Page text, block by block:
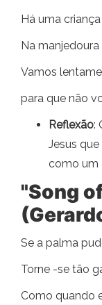
Há uma
Na manjedoura
Vamos
para que não
Reflexão:
Jesus
como um
"Song
Se a palma
Torne -se tão
Como quando